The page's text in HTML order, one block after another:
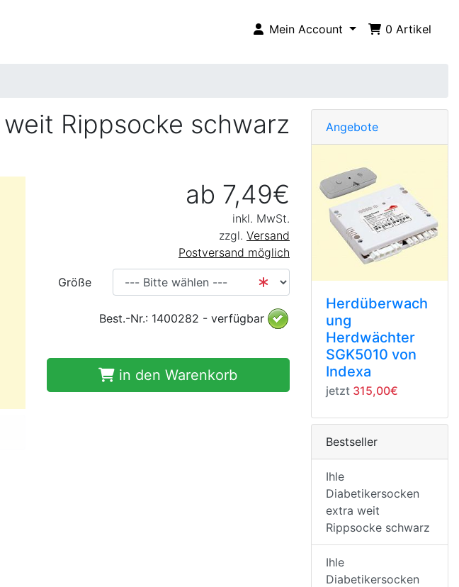
Mein Account 0 Artikel
Rippsocke schwarz
ab 7,49€
inkl. MwSt.
zzgl. Versand
Postversand möglich
Größe
Best.-Nr.: 1400282 - verfügbar
in den Warenkorb
Angebote
Herdüberwach
ung
Herdwächter
SGK5010 von
Indexa
jetzt 315,00€
Bestseller
Ihle
Diabetikersocken
extra weit
Rippsocke schwarz
Ihle
Diabetikersocken